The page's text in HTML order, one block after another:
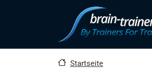
Startseite